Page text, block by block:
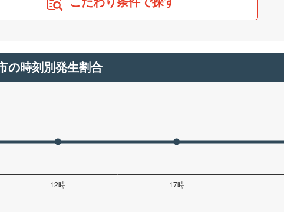
の時刻別発生割合